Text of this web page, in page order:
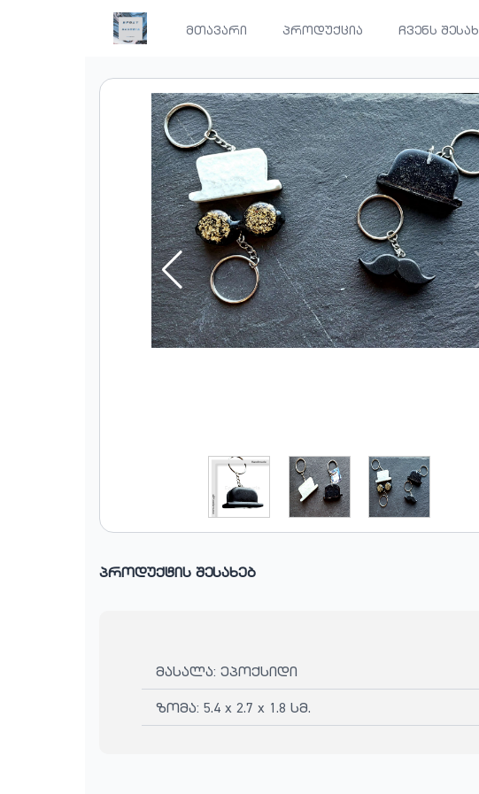
მთავარი პროდუქცია ჩვენს
პროდუქტის შესახებ
მასალა: ეპოქსიდი
ზომა: 5.4 x 2.7 x 1.8 სმ.